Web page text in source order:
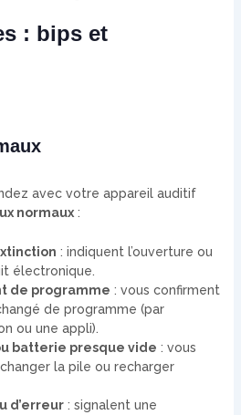
: bips et
avec votre appareil auditif
normaux:
: indiquent l’ouverture ou
électronique.
de programme : vous confirment
de programme (par
ou une appli).
batterie presque vide : vous
la pile ou recharger
d’erreur: signalent une